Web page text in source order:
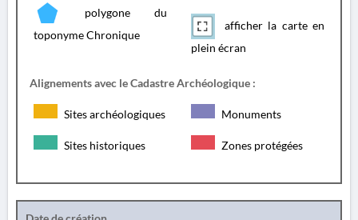
polygone du
toponyme Chronique
afficher la carte en
plein écran
Alignements avec le Cadastre Archéologique :
Sites archéologiques Monuments
Sites historiques Zones protégées